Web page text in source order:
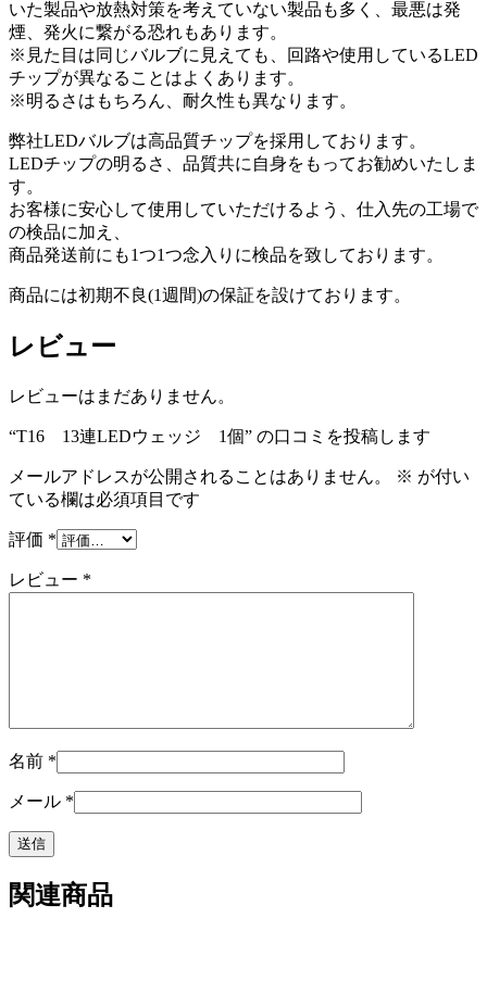
いた製品や放熱対策を考えていない製品も多く、最悪は発
煙、発火に繋がる恐れもあります。
※見た目は同じバルブに見えても、回路や使用しているLED
チップが異なることはよくあります。
※明るさはもちろん、耐久性も異なります。
弊社LEDバルブは高品質チップを採用しております。
LEDチップの明るさ、品質共に自身をもってお勧めいたしま
す。
お客様に安心して使用していただけるよう、仕入先の工場で
の検品に加え、
商品発送前にも1つ1つ念入りに検品を致しております。
商品には初期不良(1週間)の保証を設けております。
レビュー
レビューはまだありません。
“T16 13連LEDウェッジ 1個” の口コミを投稿します
メールアドレスが公開されることはありません。 ※ が付い
ている欄は必須項目です
評価 *
レビュー *
名前 *
メール *
関連商品